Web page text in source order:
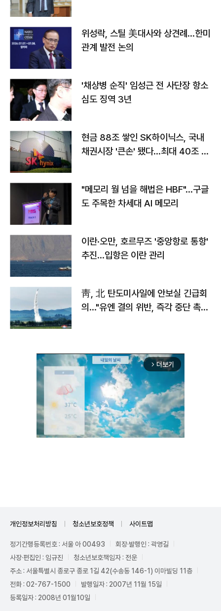
위성락, 스틸 美대사와 상견례…한미
관계 발전 논의
'채상병 순직' 임성근 전 사단장 항소
심도 징역 3년
현금 88조 쌓인 SK하이닉스, 국내
채권시장 '큰손' 됐다…최대 40조 투
"메모리 월 넘을 해법은 HBF"…구글
도 주목한 차세대 AI 메모리
이란·오만, 호르무즈 '중앙항로 통항'
추진…입항은 이란 관리
靑, 北 탄도미사일에 안보실 긴급회
의…"유엔 결의 위반, 즉각 중단 촉
arrow_forward_ios 더보기
개인정보처리방침 청소년보호정책 사이트맵
정기간행등록번호 : 서울 아 00493
회장·발행인 : 곽영길
사장·편집인 : 임규진
청소년보호책임자 : 전운
주소 : 서울특별시 종로구 종로 1길 42(수송동 146-1) 이마빌딩 11층
전화 : 02-767-1500
발행일자 : 2007년 11월 15일
등록일자 : 2008년 01월10일